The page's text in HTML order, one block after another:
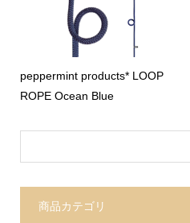
peppermint products* LOOP
ROPE Ocean Blue
商品カテゴリ